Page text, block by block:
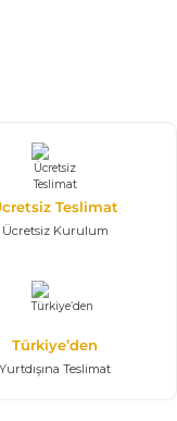
TL
Teslimat
Ücretsiz Kurulum
Türkiye’den
Yurtdışına Teslimat